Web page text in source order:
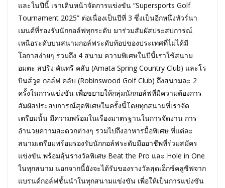
และในปีนี้ เราเดินหน้าจัดการแข่งขัน “Supersports Golf
Tournament 2025” ต่อเนื่องเป็นปีที่ 3 ซึ่งเป็นอีกหนึ่งทัวร์นา
เมนต์ที่รองรับนักกอล์ฟทุกระดับ มาร่วมสัมผัสประสบการณ์
เหนือระดับบนสนามกอล์ฟระดับท้อปของประเทศที่ไม่ได้มี
โอกาสง่ายๆ รวมถึง 4 สนาม ความพิเศษในปีนี้เราใช้สนาม
อมตะ สปริง คันทรี คลับ (Amata Spring Country Club) และโร
บินส์วูด กอล์ฟ คลับ (Robinswood Golf Club) ถึงสนามละ 2
ครั้งในการแข่งขัน เพื่อขยายให้กลุ่มนักกอล์ฟที่มีความต้องการ
สัมผัสประสบการณ์สุดพิเศษในครั้งนี้โดยทุกสนามที่เราจัด
เตรียมนั้น มีความพร้อมในเรื่องมาตรฐานในการจัดงาน การ
อำนวยความสะดวกต่างๆ รวมไปถึงอาหารมื้อพิเศษ ที่แต่ละ
สนามเตรียมพร้อมรองรับนักกอล์ฟระดับมืออาชีพที่ร่วมสมัคร
แข่งขัน พร้อมลุ้นรางวัลพิเศษ Beat the Pro และ Hole in One
ในทุกสนาม นอกจากนี้ยังจะได้รับของรางวัลสุดเอ็กซ์คลูซีฟจาก
แบรนด์กอล์ฟชั้นนำในทุกสนามแข่งขัน เพื่อให้เป็นการแข่งขัน